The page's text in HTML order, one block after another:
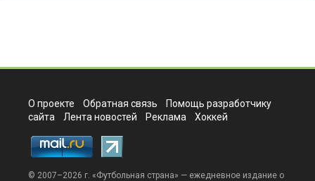
О проекте Обратная связь
Помощь разработчику
сайта
Лента новостей Реклама Хоккей
© 2007–2026 г. «Футбольная страна» — ежедневное издание о